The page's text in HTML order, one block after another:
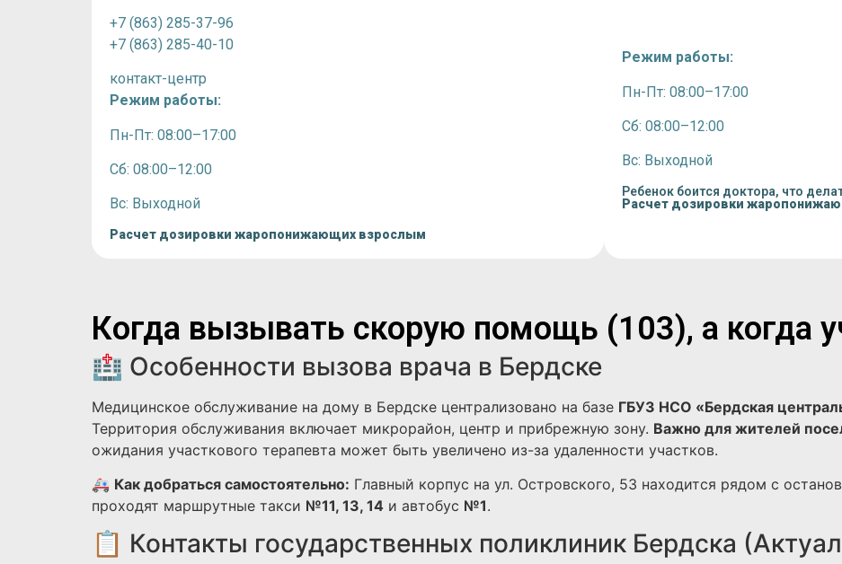
+7 (863) 285-37-96
+7 (863) 285-40-10
контакт-центр
Режим работы:
Пн-Пт: 08:00–17:00
Сб: 08:00–12:00
Вс: Выходной
Расчет дозировки жаропонижающих взрослым
Режим работы:
Пн-Пт: 08:00–17:00
Сб: 08:00–12:00
Вс: Выходной
Ребенок боится доктора, что
Расчет дозировки
Когда вызывать скорую помощь (103), а когда
🏥 Особенности вызова врача в Бердске
Медицинское обслуживание на дому в Бердске централизовано на базе ГБУЗ НСО «Бердская
Территория обслуживания включает микрорайон, центр и прибрежную зону. Важно для жителей
ожидания участкового терапевта может быть увеличено из-за удаленности участков.
🚑 Как добраться самостоятельно: Главный корпус на ул. Островского, 53 находится рядом с
проходят маршрутные такси №11, 13, 14 и автобус №1.
📋 Контакты государственных поликлиник Бердска